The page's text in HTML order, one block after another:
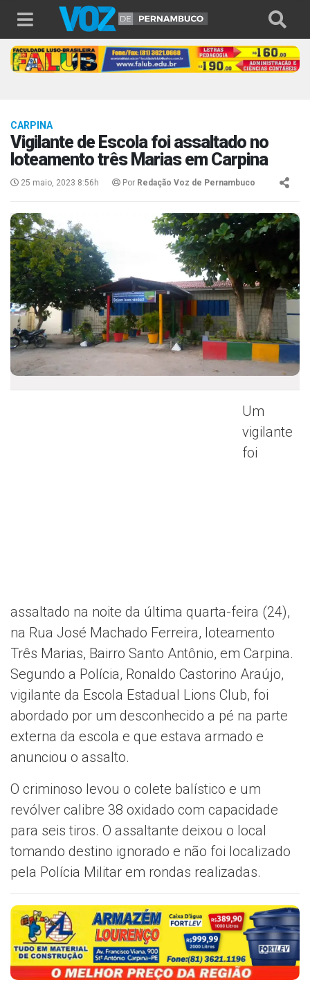
CARPINA
Vigilante de Escola foi assaltado no
loteamento três Marias em Carpina
25 maio, 2023 8:56h Por Redação Voz de Pernambuco
Um
vigilante
foi
assaltado na noite da última quarta-feira (24),
na Rua José Machado Ferreira, loteamento
Três Marias, Bairro Santo Antônio, em Carpina.
Segundo a Polícia, Ronaldo Castorino Araújo,
vigilante da Escola Estadual Lions Club, foi
abordado por um desconhecido a pé na parte
externa da escola e que estava armado e
anunciou o assalto.
O criminoso levou o colete balístico e um
revólver calibre 38 oxidado com capacidade
para seis tiros. O assaltante deixou o local
tomando destino ignorado e não foi localizado
pela Polícia Militar em rondas realizadas.